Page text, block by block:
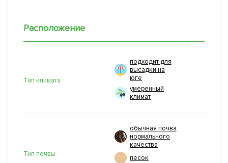
Расположение
Тип климата
подходит для
высадки на
юге
умеренный
климат
Тип почвы
обычная почва
нормального
качества
песок